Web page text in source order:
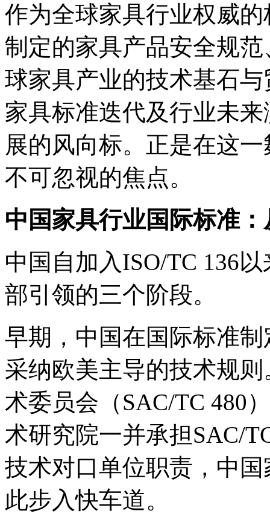
作为全球家具行业权威
制定的家具产品安全规
球家具产业的技术基石
家具标准迭代及行业未
展的风向标。正是在这
不可忽视的焦点。
中国家具行业国际标准
中国自加入ISO/TC 136
部引领的三个阶段。
早期，中国在国际标准
采纳欧美主导的技术规
术委员会（SAC/TC 480
术研究院一并承担SAC/
技术对口单位职责，中
此步入快车道。